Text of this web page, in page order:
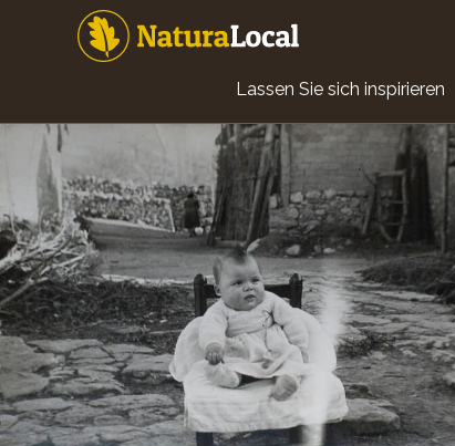
Main
navigation
Lassen Sie sich inspirieren